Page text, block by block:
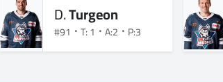
D.Turgeon
#91 T: 1 A:2 P:3